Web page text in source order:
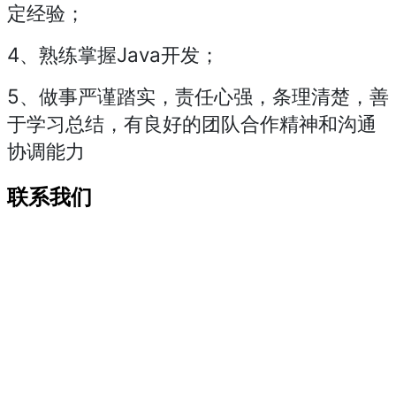
定经验；
4、熟练掌握Java开发；
5、做事严谨踏实，责任心强，条理清楚，善
于学习总结，有良好的团队合作精神和沟通
协调能力
联系我们